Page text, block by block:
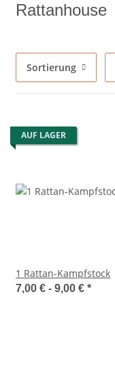
Rattanhouse
Sortierung
AUF LAGER
1 Rattan-Kampfstock
7,00 € - 9,00 € *